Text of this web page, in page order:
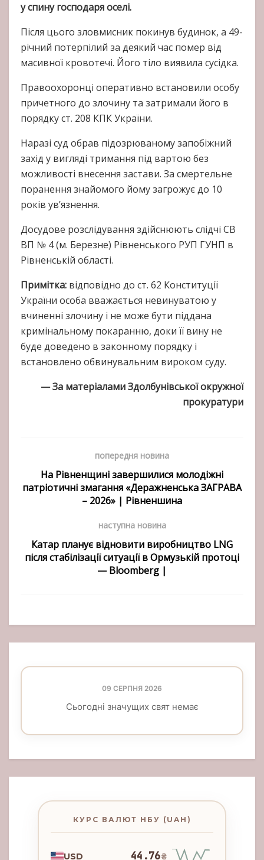
у спину господаря оселі.
Після цього зловмисник покинув будинок, а 49-
річний потерпілий за деякий час помер від
масивної кровотечі. Його тіло виявила сусідка.
Правоохоронці оперативно встановили особу
причетного до злочину та затримали його в
порядку ст. 208 КПК України.
Наразі суд обрав підозрюваному запобіжний
захід у вигляді тримання під вартою без
можливості внесення застави. За смертельне
поранення знайомого йому загрожує до 10
років ув’язнення.
Досудове розслідування здійснюють слідчі СВ
ВП № 4 (м. Березне) Рівненського РУП ГУНП в
Рівненській області.
Примітка: відповідно до ст. 62 Конституції
України особа вважається невинуватою у
вчиненні злочину і не може бути піддана
кримінальному покаранню, доки її вину не
буде доведено в законному порядку і
встановлено обвинувальним вироком суду.
— За матеріалами Здолбунівської окружної
прокуратури
попередня новина
На Рівненщині завершилися молодіжні
патріотичні змагання «Деражненська ЗАГРАВА
– 2026» | Рівненшина
наступна новина
Катар планує відновити виробництво LNG
після стабілізації ситуації в Ормузькій протоці
— Bloomberg |
09 СЕРПНЯ 2026
Сьогодні значущих свят немає
КУРС ВАЛЮТ НБУ (UAH)
USD 44.76₴